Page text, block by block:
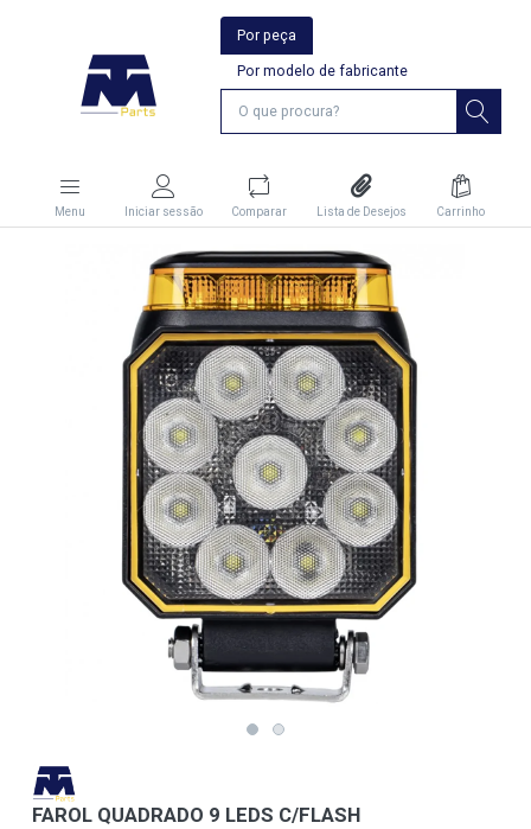
Por peça
Por modelo de fabricante
Menu Iniciar sessão Comparar Lista de Desejos Carrinho
FAROL QUADRADO 9 LEDS C/FLASH